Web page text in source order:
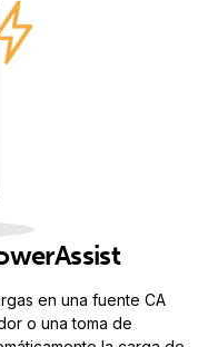
en una fuente CA
o una toma de